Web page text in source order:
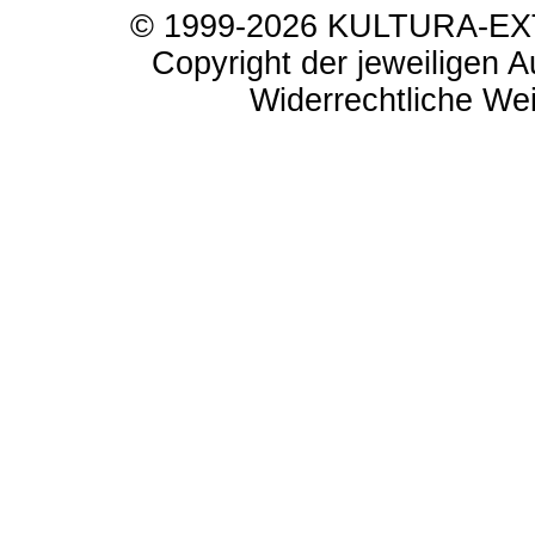
© 1999-2026 KULTURA-
Copyright der jeweiligen
Widerrechtliche